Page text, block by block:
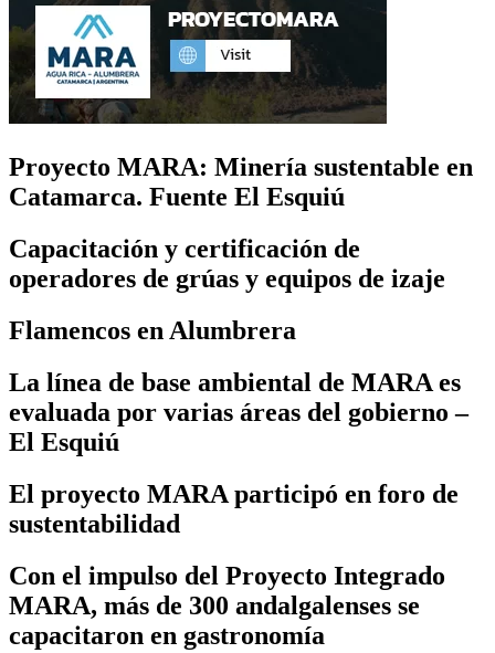
Proyecto MARA: Minería sustentable en
Catamarca. Fuente El Esquiú
Capacitación y certificación de
operadores de grúas y equipos de izaje
Flamencos en Alumbrera
La línea de base ambiental de MARA es
evaluada por varias áreas del gobierno –
El Esquiú
El proyecto MARA participó en foro de
sustentabilidad
Con el impulso del Proyecto Integrado
MARA, más de 300 andalgalenses se
capacitaron en gastronomía